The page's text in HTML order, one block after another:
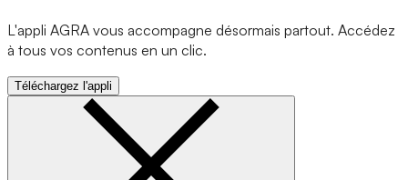
L'appli AGRA vous accompagne désormais partout. Accédez
à tous vos contenus en un clic.
Téléchargez l'appli